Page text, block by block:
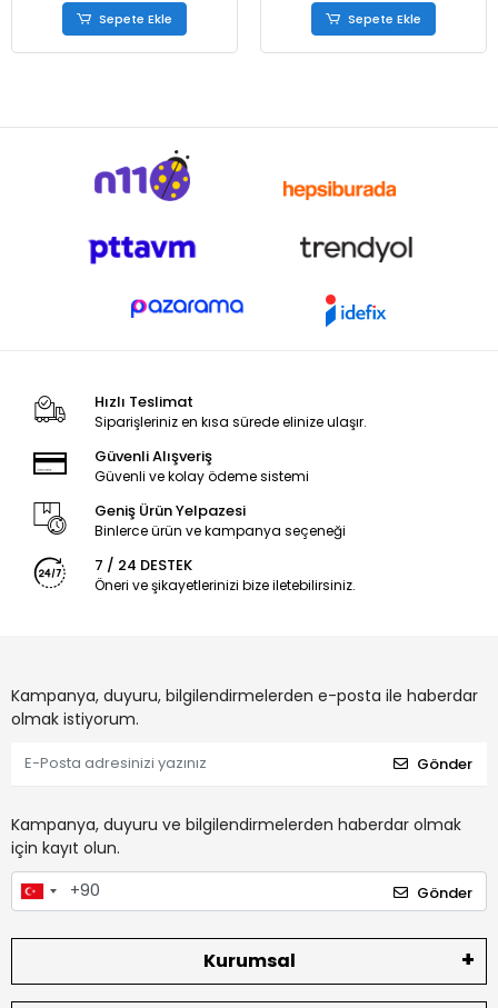
Sepete Ekle Sepete Ekle
Hızlı Teslimat
Siparişleriniz en kısa sürede elinize ulaşır.
Güvenli Alışveriş
Güvenli ve kolay ödeme sistemi
Geniş Ürün Yelpazesi
Binlerce ürün ve kampanya seçeneği
7 / 24 DESTEK
Öneri ve şikayetlerinizi bize iletebilirsiniz.
Kampanya, duyuru, bilgilendirmelerden e-posta ile haberdar
olmak istiyorum.
Gönder
Kampanya, duyuru ve bilgilendirmelerden haberdar olmak
için kayıt olun.
Gönder
Kurumsal